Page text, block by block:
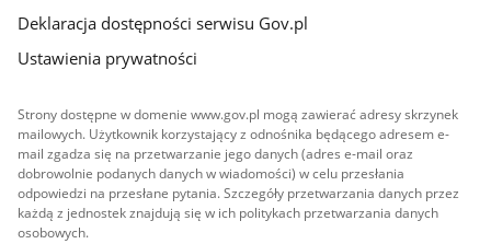
Deklaracja dostępności serwisu Gov.pl
Ustawienia prywatności
Strony dostępne w domenie www.gov.pl mogą zawierać adresy skrzynek
mailowych. Użytkownik korzystający z odnośnika będącego adresem e-
mail zgadza się na przetwarzanie jego danych (adres e-mail oraz
dobrowolnie podanych danych w wiadomości) w celu przesłania
odpowiedzi na przesłane pytania. Szczegóły przetwarzania danych przez
każdą z jednostek znajdują się w ich politykach przetwarzania danych
osobowych.